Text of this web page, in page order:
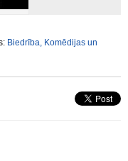
Biedrība, Komēdijas un